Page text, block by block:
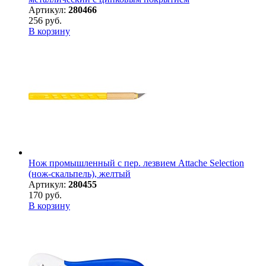
Артикул: 280466
256 руб.
В корзину
Нож промышленный с пер. лезвием Attache Selection
(нож-скальпель), желтый
Артикул: 280455
170 руб.
В корзину